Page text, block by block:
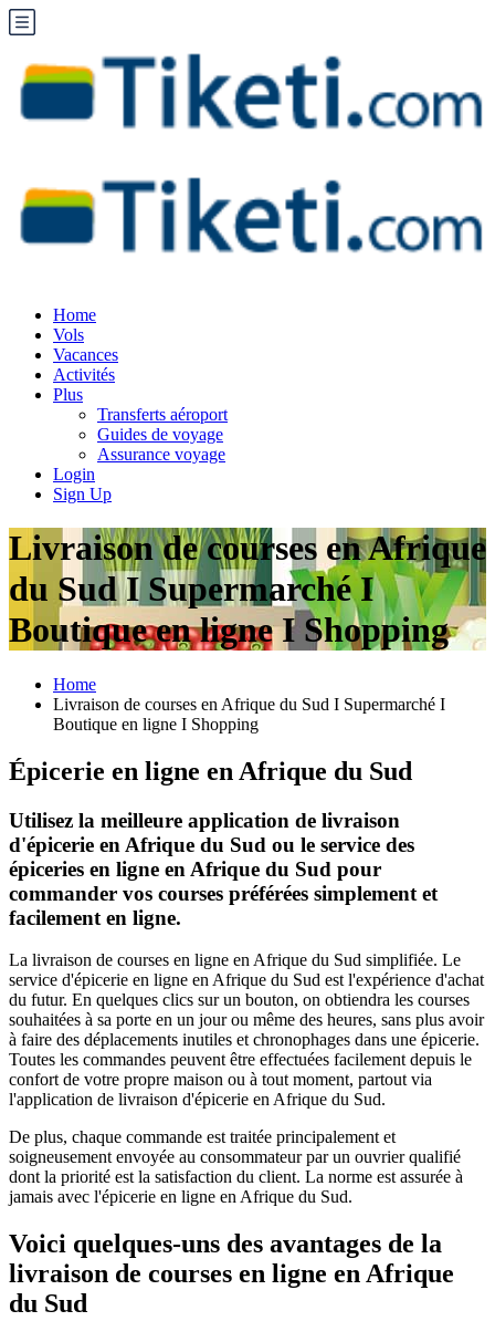
Home
Vols
Vacances
Activités
Plus
Transferts aéroport
Guides de voyage
Assurance voyage
Login
Sign Up
Livraison de courses en Afrique
du Sud I Supermarché I
Boutique en ligne I Shopping
Home
Livraison de courses en Afrique du Sud I Supermarché I
Boutique en ligne I Shopping
Épicerie en ligne en Afrique du Sud
Utilisez la meilleure application de livraison
d'épicerie en Afrique du Sud ou le service des
épiceries en ligne en Afrique du Sud pour
commander vos courses préférées simplement et
facilement en ligne.
La livraison de courses en ligne en Afrique du Sud simplifiée. Le
service d'épicerie en ligne en Afrique du Sud est l'expérience d'achat
du futur. En quelques clics sur un bouton, on obtiendra les courses
souhaitées à sa porte en un jour ou même des heures, sans plus avoir
à faire des déplacements inutiles et chronophages dans une épicerie.
Toutes les commandes peuvent être effectuées facilement depuis le
confort de votre propre maison ou à tout moment, partout via
l'application de livraison d'épicerie en Afrique du Sud.
De plus, chaque commande est traitée principalement et
soigneusement envoyée au consommateur par un ouvrier qualifié
dont la priorité est la satisfaction du client. La norme est assurée à
jamais avec l'épicerie en ligne en Afrique du Sud.
Voici quelques-uns des avantages de la
livraison de courses en ligne en Afrique
du Sud